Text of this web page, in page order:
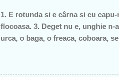
1. E rotunda si e cârna si cu
flocoasa. 3. Deget nu e, unghie
urca, o baga, o freaca, coboara,
fund si intra toata. Si acum
postala, timbrul 7. cizma Daca v-